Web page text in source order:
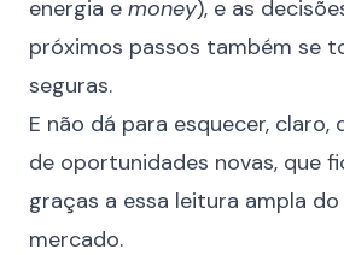
energia e money), e as
próximos passos também se
seguras.
E não dá para esquecer,
de oportunidades novas, que
graças a essa leitura ampla
mercado.